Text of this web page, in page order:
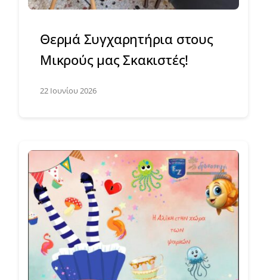
Θερμά Συγχαρητήρια στους
Μικρούς μας Σκακιστές!
22 Ιουνίου 2026